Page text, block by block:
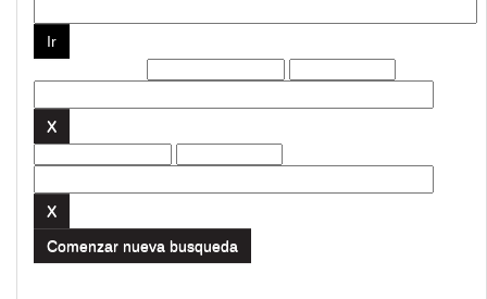
Comenzar nueva busqueda